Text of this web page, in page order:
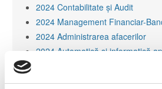
2024 Contabilitate și Audit
2024 Management Financiar-
2024 Administrarea afacerilor
2024 Automatică și informatică